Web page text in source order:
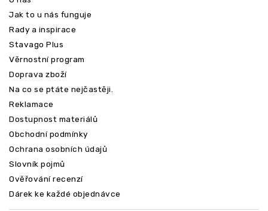
Jak to u nás funguje
Rady a inspirace
Stavago Plus
Věrnostní program
Doprava zboží
Na co se ptáte nejčastěji.
Reklamace
Dostupnost materiálů
Obchodní podmínky
Ochrana osobních údajů
Slovník pojmů
Ověřování recenzí
Dárek ke každé objednávce